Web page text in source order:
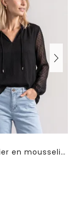
Chemisier en mousseline avec encolure fendue et nouage